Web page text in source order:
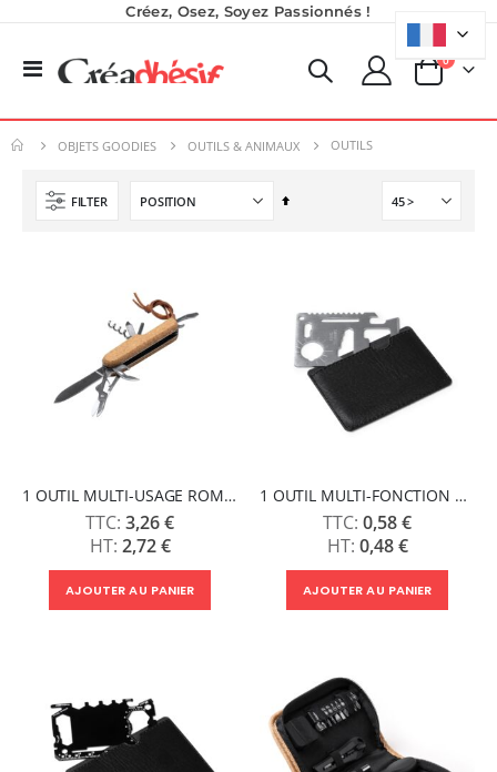
Créez, Osez, Soyez Passionnés !
Basculer
Panier
0produits
OBJETS GOODIES OUTILS & ANIMAUX OUTILS
FILTER
Par
1 OUTIL MULTI-USAGE ROMAN
3,26 €
2,72 €
AJOUTER AU PANIER
1 OUTIL MULTI-FONCTION DOZE
0,58 €
0,48 €
AJOUTER AU PANIER
9,50 €
À partir de
289,00 €
49,99 €